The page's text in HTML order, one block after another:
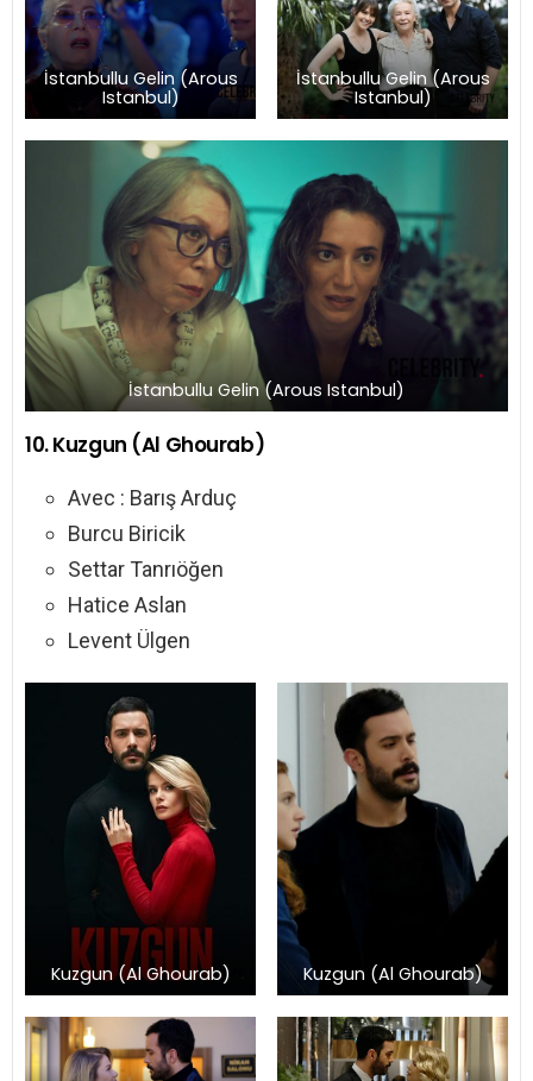
İstanbullu Gelin (Arous
Istanbul)
İstanbullu Gelin (Arous
Istanbul)
İstanbullu Gelin (Arous Istanbul)
10. Kuzgun (Al Ghourab)
Avec : Barış Arduç
Burcu Biricik
Settar Tanrıöğen
Hatice Aslan
Levent Ülgen
Kuzgun (Al Ghourab) Kuzgun (Al Ghourab)